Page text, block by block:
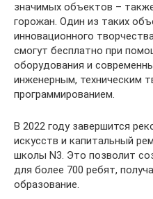
значимых объектов –
горожан. Один из таких
инновационного
смогут бесплатно при
оборудования и
инженерным, техническим
программированием.
В 2022 году завершится
искусств и капитальный
школы N3. Это позволит
для более 700 ребят,
образование.